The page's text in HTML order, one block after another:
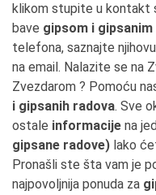
klikom stupite u kontakt
bave gipsom i
telefona, saznajte
na email. Nalazite se na
Zvezdarom ? Pomoću
i gipsanih radova. Sve
ostale informacije na
gipsane radove) lako
Pronašli ste šta vam je
najpovoljnija ponuda za